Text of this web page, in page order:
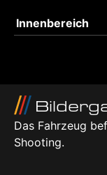
Innenbereich
Das Fahrzeug
Shooting.